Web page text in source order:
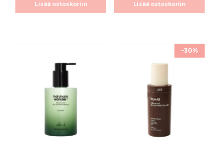
Lisää ostoskoriin Lisää ostoskoriin
–30%